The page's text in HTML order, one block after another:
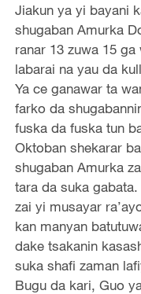
Jiakun ya yi bayani
shugaban Amurka
ranar 13 zuwa 15
labarai na yau da
Ya ce ganawar ta
farko da
fuska da fuska tun
Oktoban shekarar
shugaban Amurka
tara da suka
zai yi musayar
kan manyan
dake tsakanin
suka shafi zaman
Bugu da kari, Guo